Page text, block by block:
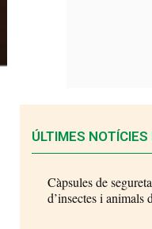
ÚLTIMES NOTÍCIES
Càpsules de
d’insectes i animals